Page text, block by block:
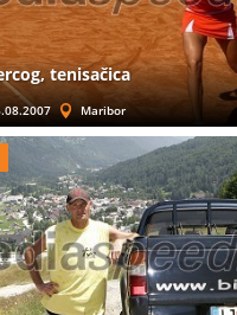
tenisačica
Maribor